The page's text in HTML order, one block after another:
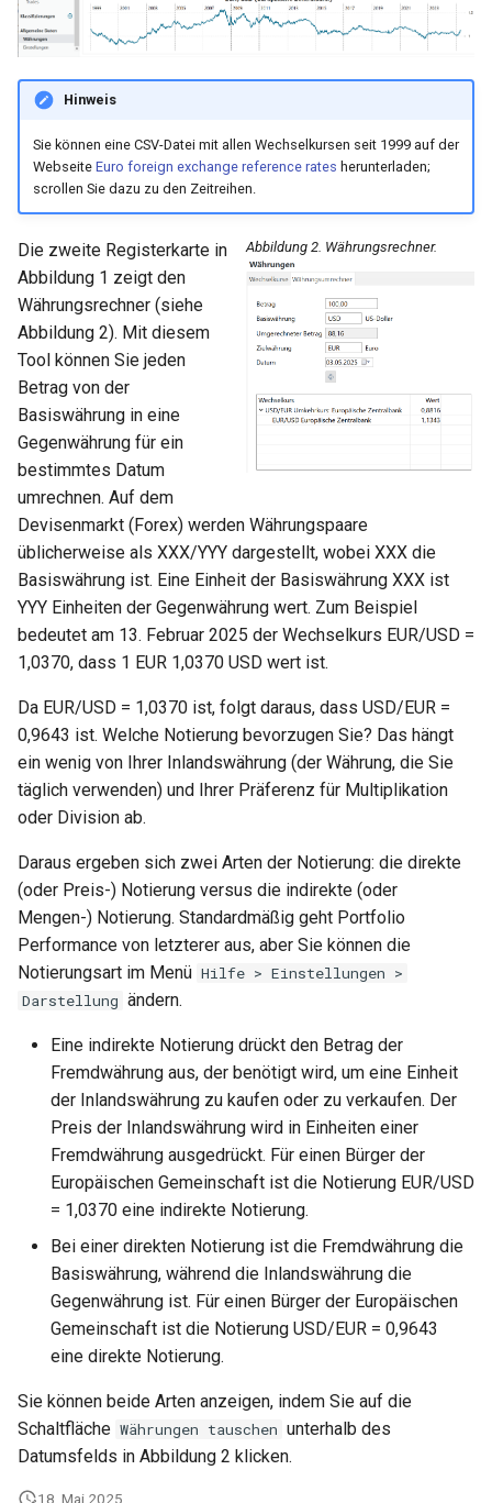
Wertpapiere kopieren
xml bearbeiten
Firmen
Hinweis
Sie können eine CSV-Datei mit allen Wechselkursen seit 1999 auf der
Webseite Euro foreign exchange reference rates herunterladen;
scrollen Sie dazu zu den Zeitreihen.
Abbildung 2. Währungsrechner.
Die zweite Registerkarte in
Abbildung 1 zeigt den
Währungsrechner (siehe
Abbildung 2). Mit diesem
Tool können Sie jeden
Betrag von der
Basiswährung in eine
Gegenwährung für ein
bestimmtes Datum
umrechnen. Auf dem
Devisenmarkt (Forex) werden Währungspaare
üblicherweise als XXX/YYY dargestellt, wobei XXX die
Basiswährung ist. Eine Einheit der Basiswährung XXX ist
YYY Einheiten der Gegenwährung wert. Zum Beispiel
bedeutet am 13. Februar 2025 der Wechselkurs EUR/USD =
1,0370, dass 1 EUR 1,0370 USD wert ist.
Da EUR/USD = 1,0370 ist, folgt daraus, dass USD/EUR =
0,9643 ist. Welche Notierung bevorzugen Sie? Das hängt
ein wenig von Ihrer Inlandswährung (der Währung, die Sie
täglich verwenden) und Ihrer Präferenz für Multiplikation
oder Division ab.
Daraus ergeben sich zwei Arten der Notierung: die direkte
(oder Preis-) Notierung versus die indirekte (oder
Mengen-) Notierung. Standardmäßig geht Portfolio
Performance von letzterer aus, aber Sie können die
Notierungsart im Menü Hilfe > Einstellungen >
Darstellung ändern.
Eine indirekte Notierung drückt den Betrag der
Fremdwährung aus, der benötigt wird, um eine Einheit
der Inlandswährung zu kaufen oder zu verkaufen. Der
Preis der Inlandswährung wird in Einheiten einer
Fremdwährung ausgedrückt. Für einen Bürger der
Europäischen Gemeinschaft ist die Notierung EUR/USD
= 1,0370 eine indirekte Notierung.
Bei einer direkten Notierung ist die Fremdwährung die
Basiswährung, während die Inlandswährung die
Gegenwährung ist. Für einen Bürger der Europäischen
Gemeinschaft ist die Notierung USD/EUR = 0,9643
eine direkte Notierung.
Sie können beide Arten anzeigen, indem Sie auf die
Schaltfläche Währungen tauschen unterhalb des
Datumsfelds in Abbildung 2 klicken.
18. Mai 2025